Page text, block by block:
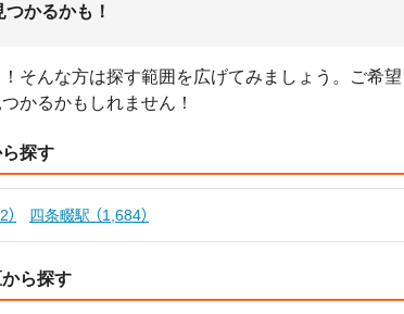
かるかも！
そんな方は探す範囲を広げてみましょう。ご希望
かるかもしれません！
探す
四条畷駅 （1,684）
ら探す